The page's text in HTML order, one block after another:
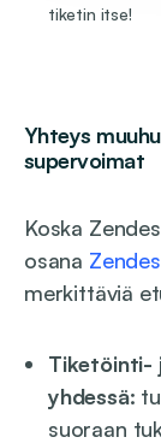
tiketin itse!
Yhteys
supervoimat
Koska
osana
merkittäviä
Tiketöinti-
yhdessä:
suoraan